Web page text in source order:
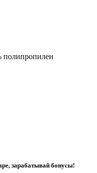
полипропилен
зарабатывай бонусы!